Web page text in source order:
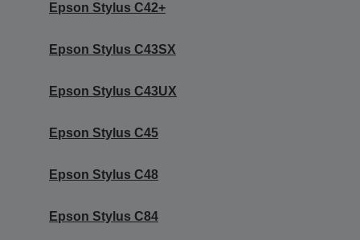
Epson Stylus C42+
Epson Stylus C43SX
Epson Stylus C43UX
Epson Stylus C45
Epson Stylus C48
Epson Stylus C84